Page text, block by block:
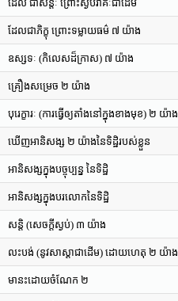
ដែល ជាសន្តៈ ព្រោះស្ងប់រាគៈជាដើម
ដែលជាភិក្ខុ ព្រោះទម្លាយធម៌ ៧ យ៉ាង
ឧស្សទៈ (កិលេសដ៏ក្រាស) ៧ យ៉ាង
គ្រឿងសម្រេច ២ យ៉ាង
បុរេក្ខារៈ (ការធ្វើឲ្យតាំងនៅក្នុងខាងមុខ) ២ យ៉ាង
ឃើញអានិសង្ស ២ យ៉ាងនៃទិដ្ឋិរបស់ខ្លួន
អានិសង្សក្នុងបច្ចុប្បន្ន នៃទិដ្ឋិ
អានិសង្សក្នុងបរលោកនៃទិដ្ឋិ
សន្តិ (សេចក្តីស្ងប់) ៣ យ៉ាង
លះបង់ (នូវសាស្តាជាដើម) ដោយហេតុ ២ យ៉ាង
មានះដោយចំណែក ២